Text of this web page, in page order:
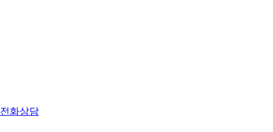
전화상담